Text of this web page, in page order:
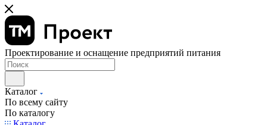
Проектирование и оснащение предприятий питания
Каталог
По всему сайту
По каталогу